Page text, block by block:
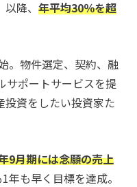
降、 年平均30％を超
。物件選定、契約、融
サポートサービスを提
投資をしたい投資家た
9月期には念願の売上
年も早く目標を達成。